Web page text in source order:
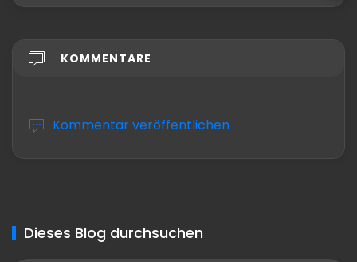
KOMMENTARE
Kommentar veröffentlichen
Dieses Blog durchsuchen